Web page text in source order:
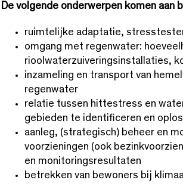
De volgende onderwerpen komen aan
ruimtelijke adaptatie,
omgang met regenwater:
rioolwaterzuiveringsinstallaties,
inzameling en transport van
regenwater
relatie tussen hittestress en
gebieden te identificeren en
aanleg, (strategisch) beheer en
voorzieningen (ook
en monitoringsresultaten
betrekken van bewoners bij